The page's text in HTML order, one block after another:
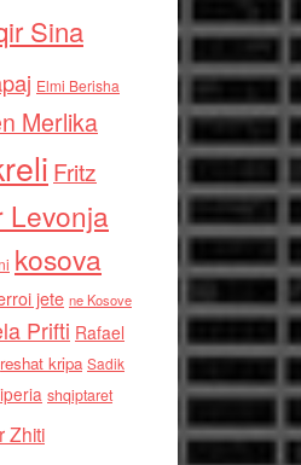
Sina
Elmi Berisha
Merlika
Fritz
Levonja
kosova
jete ne Kosove
Prifti Rafael
reshat kripa Sadik
shqiptaret
Zhiti